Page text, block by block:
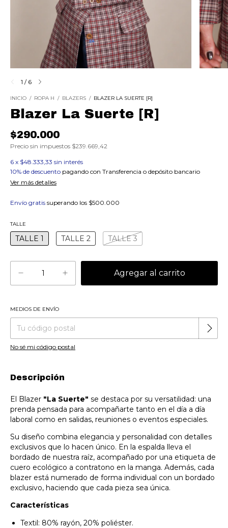
1 / 6
INICIO / ROPA H / BLAZERS / BLAZER LA SUERTE [R]
Blazer La Suerte [R]
$290.000
Precio sin impuestos $239.669,42
6 x $48.333,33 sin interés
10% de descuento pagando con Transferencia o depósito bancario
Ver más detalles
Envío gratis superando los $500.000
TALLE
TALLE 1 TALLE 2 TALLE 3
Entregas para el CP:
MEDIOS DE ENVÍO
No sé mi código postal
Descripción
El Blazer "La Suerte" se destaca por su versatilidad: una
prenda pensada para acompañarte tanto en el día a día
laboral como en salidas, reuniones o eventos especiales.
Su diseño combina elegancia y personalidad con detalles
exclusivos que lo hacen único. En la espalda lleva el
bordado de nuestra raíz, acompañado por una etiqueta de
cuero ecológico a contratono en la manga. Además, cada
blazer está numerado de forma individual con un bordado
exclusivo, haciendo que cada pieza sea única.
Características
Textil: 80% rayón, 20% poliéster.